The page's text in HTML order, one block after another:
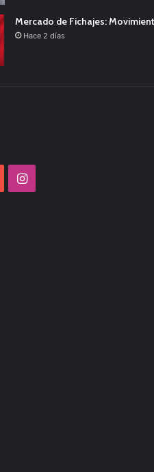
Mercado de Fichajes:
Hace 2 días
YouTubeInstagram